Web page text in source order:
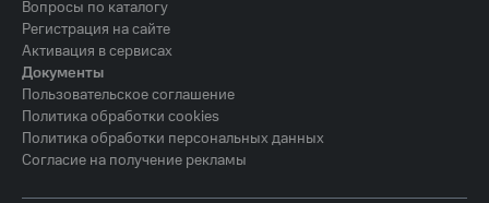
Вопросы по каталогу
Регистрация на сайте
Активация в сервисах
Документы
Пользовательское соглашение
Политика обработки cookies
Политика обработки персональных данных
Согласие на получение рекламы